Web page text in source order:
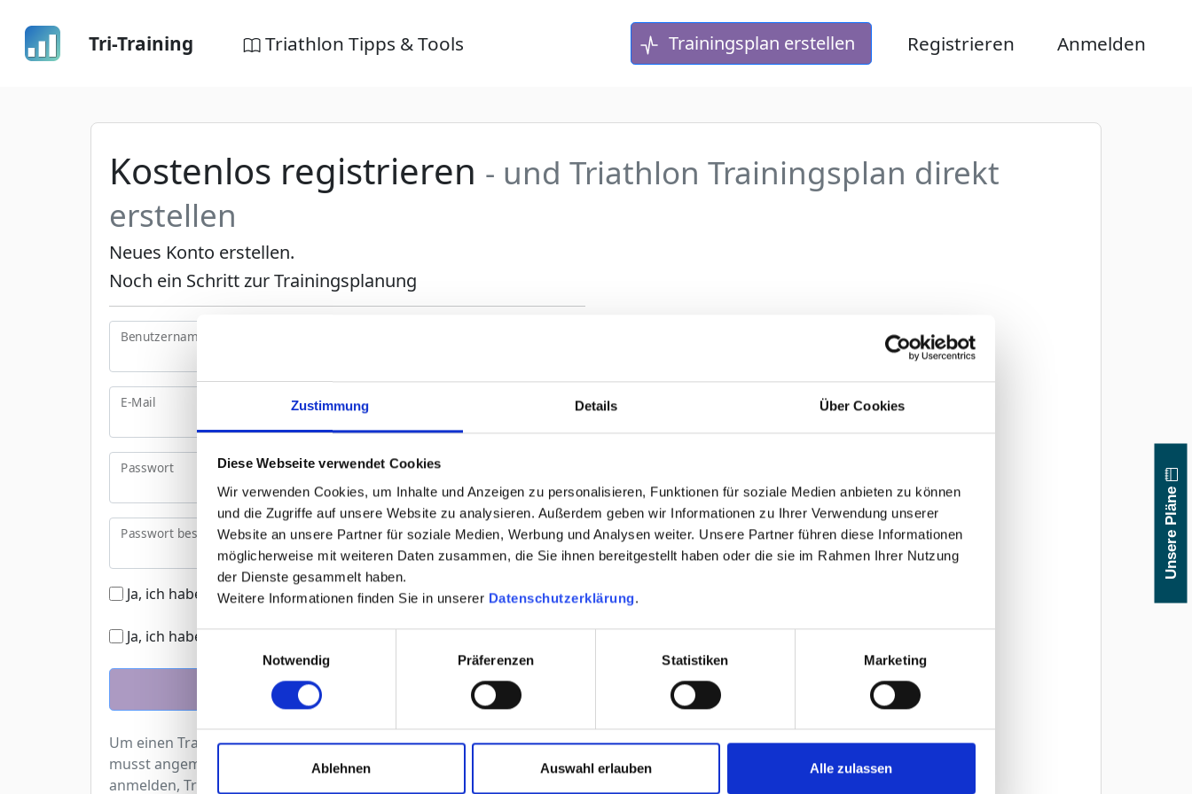
Zustimmung Details Über Cookies
Diese Webseite verwendet Cookies
Wir verwenden Cookies, um Inhalte und Anzeigen zu personalisieren, Funktionen für soziale Medien anbieten zu können
und die Zugriffe auf unsere Website zu analysieren. Außerdem geben wir Informationen zu Ihrer Verwendung unserer
Website an unsere Partner für soziale Medien, Werbung und Analysen weiter. Unsere Partner führen diese Informationen
möglicherweise mit weiteren Daten zusammen, die Sie ihnen bereitgestellt haben oder die sie im Rahmen Ihrer Nutzung
der Dienste gesammelt haben.
Weitere Informationen finden Sie in unserer Datenschutzerklärung.
Einwilligungsauswahl
Notwendig
Präferenzen Statistiken Marketing
Ablehnen Auswahl erlauben Alle zulassen
Tri-Training Triathlon Tipps & Tools Trainingsplan erstellen Registrieren Anmelden
Unsere Pläne
Kostenlos registrieren - und Triathlon Trainingsplan direkt
erstellen
Neues Konto erstellen.
Noch ein Schritt zur Trainingsplanung
Benutzername
E-Mail
Passwort
Passwort bestätigen
Ja, ich habe die Datenschutzhinweise gelesen und akzeptiert.
Ja, ich habe die AGBs gelesen und akzeptiert.
Registerieren
Um einen Trainingsplan zu erstellen, benötigst du einen Account und
musst angemeldet sein. Die Registrierung ist kostenlos. Also
anmelden, Trainingsplan direkt erstellen und trainieren ;)